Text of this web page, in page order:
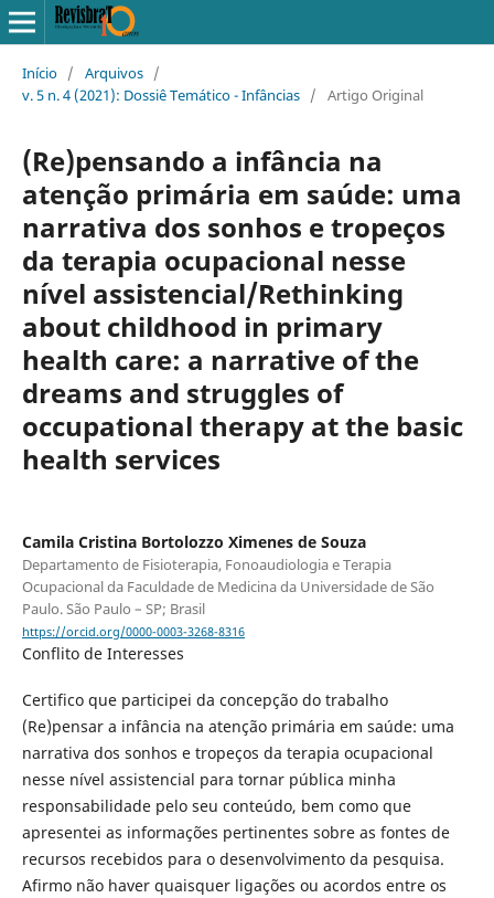
Início / Arquivos /
v. 5 n. 4 (2021): Dossiê Temático - Infâncias / Artigo Original
(Re)pensando a infância na
atenção primária em saúde: uma
narrativa dos sonhos e tropeços
da terapia ocupacional nesse
nível assistencial/Rethinking
about childhood in primary
health care: a narrative of the
dreams and struggles of
occupational therapy at the basic
health services
Camila Cristina Bortolozzo Ximenes de Souza
Departamento de Fisioterapia, Fonoaudiologia e Terapia
Ocupacional da Faculdade de Medicina da Universidade de São
Paulo. São Paulo – SP; Brasil
https://orcid.org/0000-0003-3268-8316
Conflito de Interesses
Certifico que participei da concepção do trabalho
(Re)pensar a infância na atenção primária em saúde: uma
narrativa dos sonhos e tropeços da terapia ocupacional
nesse nível assistencial para tornar pública minha
responsabilidade pelo seu conteúdo, bem como que
apresentei as informações pertinentes sobre as fontes de
recursos recebidos para o desenvolvimento da pesquisa.
Afirmo não haver quaisquer ligações ou acordos entre os